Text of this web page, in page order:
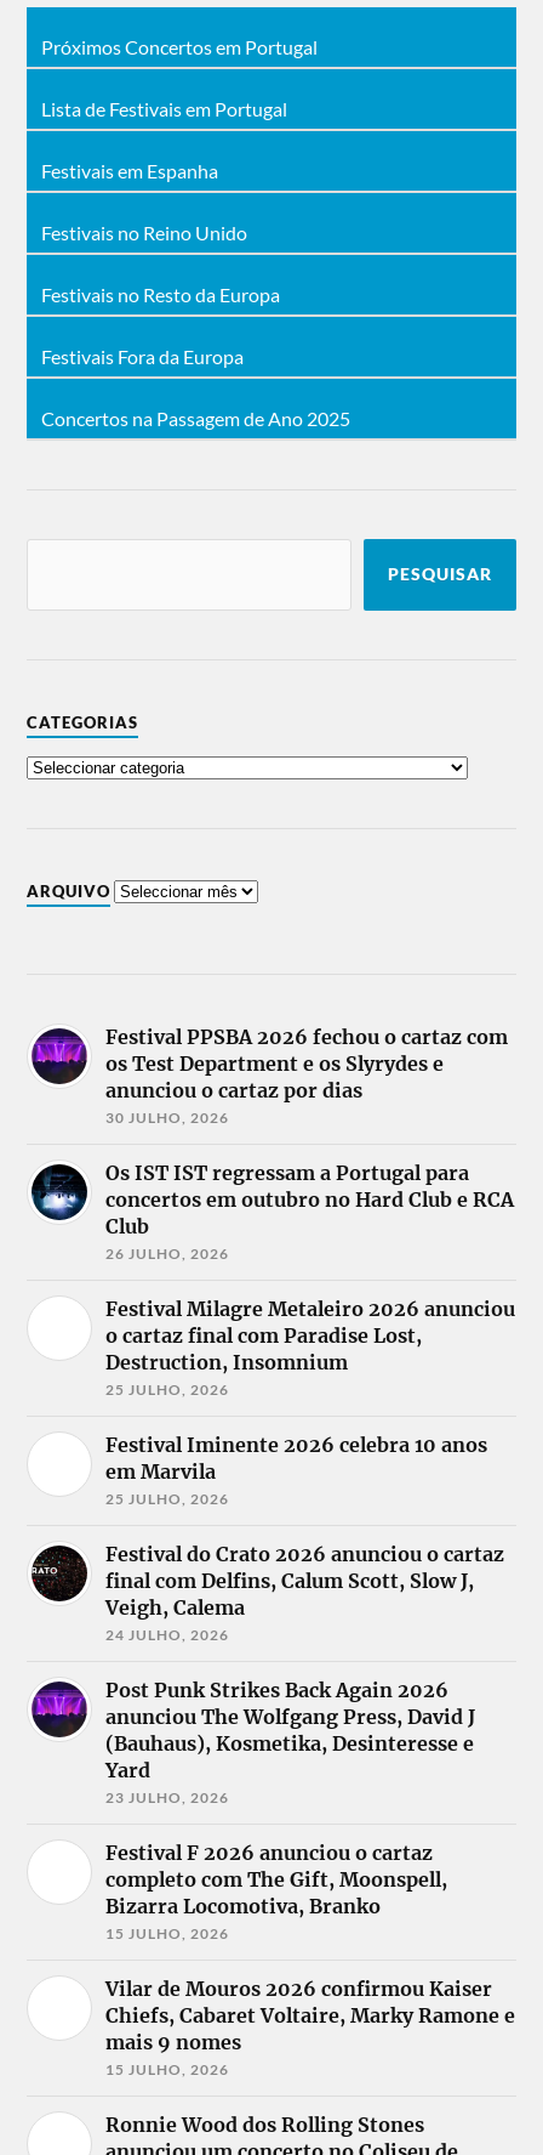
Próximos Concertos em Portugal
Lista de Festivais em Portugal
Festivais em Espanha
Festivais no Reino Unido
Festivais no Resto da Europa
Festivais Fora da Europa
Concertos na Passagem de Ano 2025
PESQUISAR
CATEGORIAS
ARQUIVO
Festival PPSBA 2026 fechou o cartaz com
os Test Department e os Slyrydes e
anunciou o cartaz por dias
30 JULHO, 2026
Os IST IST regressam a Portugal para
concertos em outubro no Hard Club e RCA
Club
26 JULHO, 2026
Festival Milagre Metaleiro 2026 anunciou
o cartaz final com Paradise Lost,
Destruction, Insomnium
25 JULHO, 2026
Festival Iminente 2026 celebra 10 anos
em Marvila
25 JULHO, 2026
Festival do Crato 2026 anunciou o cartaz
final com Delfins, Calum Scott, Slow J,
Veigh, Calema
24 JULHO, 2026
Post Punk Strikes Back Again 2026
anunciou The Wolfgang Press, David J
(Bauhaus), Kosmetika, Desinteresse e
Yard
23 JULHO, 2026
Festival F 2026 anunciou o cartaz
completo com The Gift, Moonspell,
Bizarra Locomotiva, Branko
15 JULHO, 2026
Vilar de Mouros 2026 confirmou Kaiser
Chiefs, Cabaret Voltaire, Marky Ramone e
mais 9 nomes
15 JULHO, 2026
Ronnie Wood dos Rolling Stones